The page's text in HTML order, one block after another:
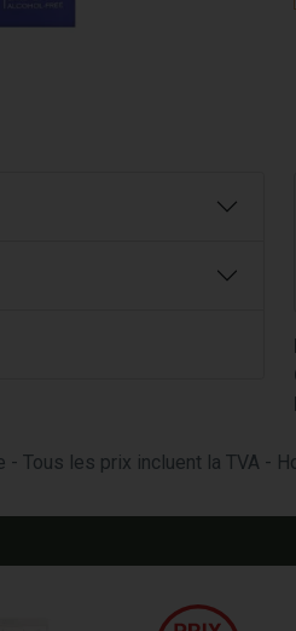
- Tous les prix incluent la TVA -